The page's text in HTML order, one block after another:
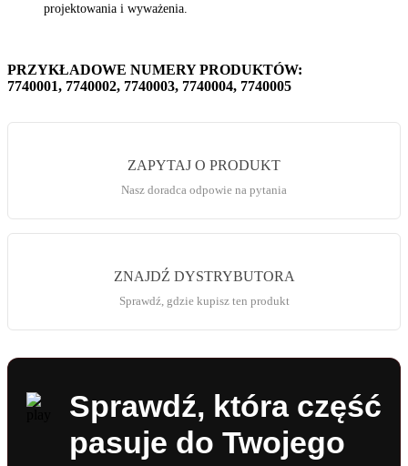
projektowania i wyważenia.
PRZYKŁADOWE NUMERY PRODUKTÓW:
7740001, 7740002, 7740003, 7740004, 7740005
ZAPYTAJ O PRODUKT
Nasz doradca odpowie na pytania
ZNAJDŹ DYSTRYBUTORA
Sprawdź, gdzie kupisz ten produkt
Sprawdź, która część
pasuje do Twojego